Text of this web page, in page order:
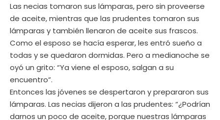
Las necias tomaron sus lámparas, pero sin proveerse
de aceite, mientras que las prudentes tomaron sus
lámparas y también llenaron de aceite sus frascos.
Como el esposo se hacía esperar, les entró sueño a
todas y se quedaron dormidas. Pero a medianoche se
oyó un grito: “Ya viene el esposo, salgan a su
encuentro”.
Entonces las jóvenes se despertaron y prepararon sus
lámparas. Las necias dijeron a las prudentes: “¿Podrían
darnos un poco de aceite, porque nuestras lámparas